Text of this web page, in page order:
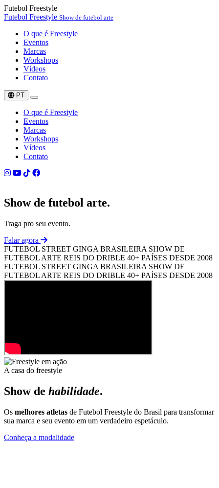
Futebol Freestyle
Futebol Freestyle Show de futebol arte
O que é Freestyle
Eventos
Marcas
Workshops
Vídeos
Contato
PT
O que é Freestyle
Eventos
Marcas
Workshops
Vídeos
Contato
Show de futebol arte.
Traga pro seu evento.
Falar agora
FUTEBOL STREET GINGA BRASILEIRA SHOW DE
FUTEBOL ARTE REIS DO DRIBLE 40+ PAÍSES DESDE 2008
FUTEBOL STREET GINGA BRASILEIRA SHOW DE
FUTEBOL ARTE REIS DO DRIBLE 40+ PAÍSES DESDE 2008
A casa do freestyle
Show de habilidade.
Os melhores atletas de Futebol Freestyle do Brasil para transformar
sua marca e seu evento em um verdadeiro espetáculo.
Conheça a modalidade